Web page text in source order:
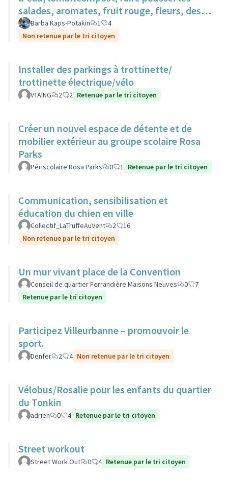
salades, aromates, fruit rouge, fleurs, des
surfaces sur des toits.
Barba Kaps-Potakin 1
4
Non retenue par le tri citoyen
Installer des parkings à trottinette/
trottinette électrique/vélo
VTAING 2 2 Retenue par le tri citoyen
Créer un nouvel espace de détente et de
mobilier extérieur au groupe scolaire Rosa
Parks
Périscolaire Rosa Parks 0 1 Retenue par le tri citoyen
Communication, sensibilisation et
éducation du chien en ville
Collectif_LaTruffeAuVent 2
16
Non retenue par le tri citoyen
Un mur vivant place de la Convention
Conseil de quartier Ferrandière Maisons Neuves 0
7
Retenue par le tri citoyen
Participez Villeurbanne – promouvoir le
sport.
Denfer 2 4 Non retenue par le tri citoyen
Vélobus/Rosalie pour les enfants du quartier
du Tonkin
adrien 0 4 Retenue par le tri citoyen
Street workout
Street Work Out 0 4 Retenue par le tri citoyen